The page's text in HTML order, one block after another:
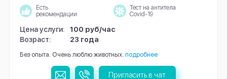
Есть
рекомендации
Тест на антитела
Covid-19
Цена услуги:
100 руб/час
Возраст:
23 года
Без опыта. Очень люблю животных. подробнее
Пригласить в чат